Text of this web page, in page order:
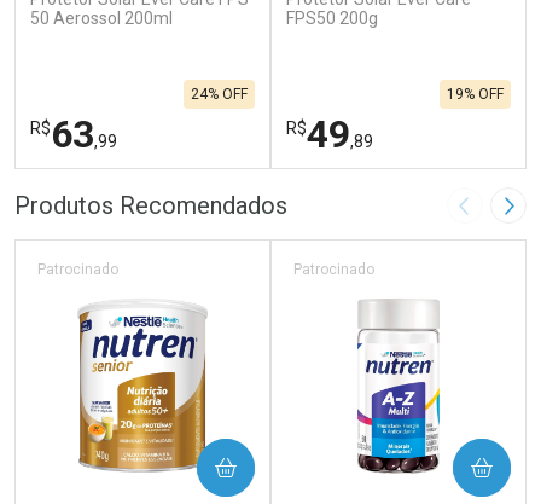
50 Aerossol 200ml
R$63,99
24% OFF
FECHAR
Laboratório
FECHAR
Por Menos
FPS50 200g
R$49,89
19% OFF
Laboratório
Por Menos
Produtos Recomendados Imagem
Patrocinado
COMPRAR
Patrocinado
COMPRAR